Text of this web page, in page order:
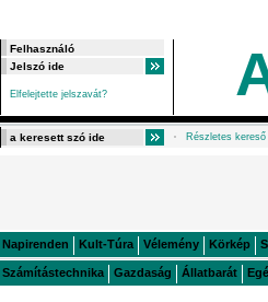
Elfelejtette jelszavát?
Részletes kereső
Napirenden Kult-Túra Vélemény Körkép
Számítástechnika Gazdaság Állatbarát